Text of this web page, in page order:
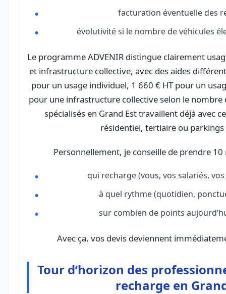
facturation éventuelle des
évolutivité si le nombre de véhicules
Le programme ADVENIR distingue clairement
et infrastructure collective, avec des aides
pour un usage individuel, 1 660 € HT pour un
pour une infrastructure collective selon le nombre
spécialisés en Grand Est travaillent déjà avec
résidentiel, tertiaire ou
Personnellement, je conseille de prendre
qui recharge (vous, vos salariés,
à quel rythme (quotidien,
sur combien de points
Avec ça, vos devis deviennent
Tour d’horizon des
recharge en